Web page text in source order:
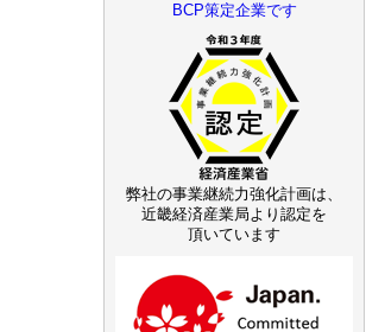
BCP策定企業です
弊社の事業継続力強化計画は、
近畿経済産業局より認定を
頂いています